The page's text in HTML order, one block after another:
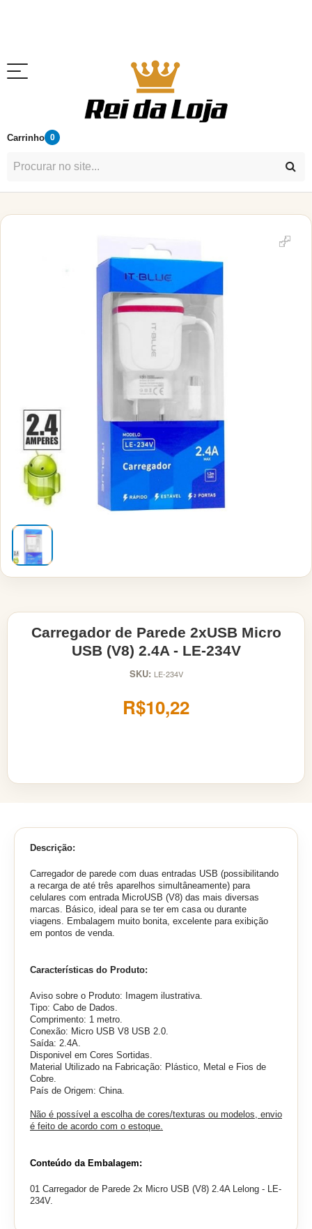
Carrinho 0
Carregador de Parede 2xUSB Micro
USB (V8) 2.4A - LE-234V
SKU: LE-234V
R$10,22
Descrição:
Carregador de parede com duas entradas USB (possibilitando
a recarga de até três aparelhos simultâneamente) para
celulares com entrada MicroUSB (V8) das mais diversas
marcas. Básico, ideal para se ter em casa ou durante
viagens. Embalagem muito bonita, excelente para exibição
em pontos de venda.
Características do Produto:
Aviso sobre o Produto: Imagem ilustrativa.
Tipo: Cabo de Dados.
Comprimento: 1 metro.
Conexão: Micro USB V8 USB 2.0.
Saída: 2.4A.
Disponivel em Cores Sortidas.
Material Utilizado na Fabricação: Plástico, Metal e Fios de
Cobre.
País de Origem: China.
Não é possível a escolha de cores/texturas ou modelos, envio
é feito de acordo com o estoque.
Conteúdo da Embalagem:
01 Carregador de Parede 2x Micro USB (V8) 2.4A Lelong - LE-
234V.